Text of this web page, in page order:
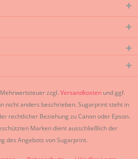
zzgl. Versandkosten und ggf.
nicht anders beschrieben. Sugarprint steht in
rechtlicher Beziehung zu Canon oder Epson.
Marken dient ausschließlich der
des Angebots von Sugarprint.